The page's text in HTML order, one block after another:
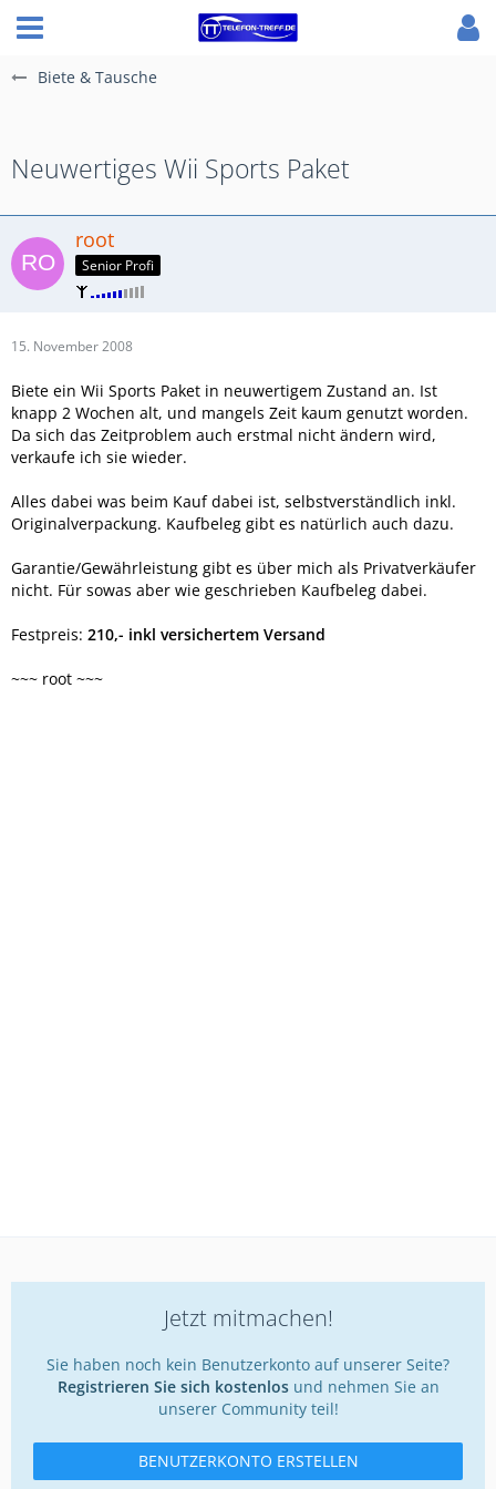
Biete & Tausche
Neuwertiges Wii Sports Paket
root
Senior Profi
15. November 2008
Biete ein Wii Sports Paket in neuwertigem Zustand an. Ist
knapp 2 Wochen alt, und mangels Zeit kaum genutzt worden.
Da sich das Zeitproblem auch erstmal nicht ändern wird,
verkaufe ich sie wieder.
Alles dabei was beim Kauf dabei ist, selbstverständlich inkl.
Originalverpackung. Kaufbeleg gibt es natürlich auch dazu.
Garantie/Gewährleistung gibt es über mich als Privatverkäufer
nicht. Für sowas aber wie geschrieben Kaufbeleg dabei.
Festpreis: 210,- inkl versichertem Versand
~~~ root ~~~
Jetzt mitmachen!
Sie haben noch kein Benutzerkonto auf unserer Seite?
Registrieren Sie sich kostenlosund nehmen Sie an
unserer Community teil!
BENUTZERKONTO ERSTELLEN